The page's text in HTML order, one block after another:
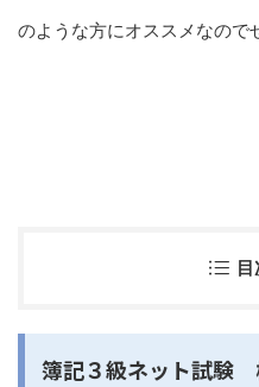
のような方にオススメなので
簿記３級ネット試験